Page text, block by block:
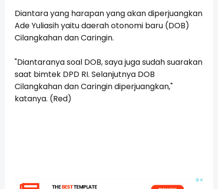
Diantara yang harapan yang akan diperjuangkan
Ade Yuliasih yaitu daerah otonomi baru (DOB)
Cilangkahan dan Caringin.
"Diantaranya soal DOB, saya juga sudah suarakan
saat bimtek DPD RI. Selanjutnya DOB
Cilangkahan dan Caringin diperjuangkan,"
katanya. (Red)